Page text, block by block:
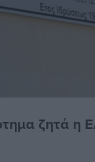
ζητά η